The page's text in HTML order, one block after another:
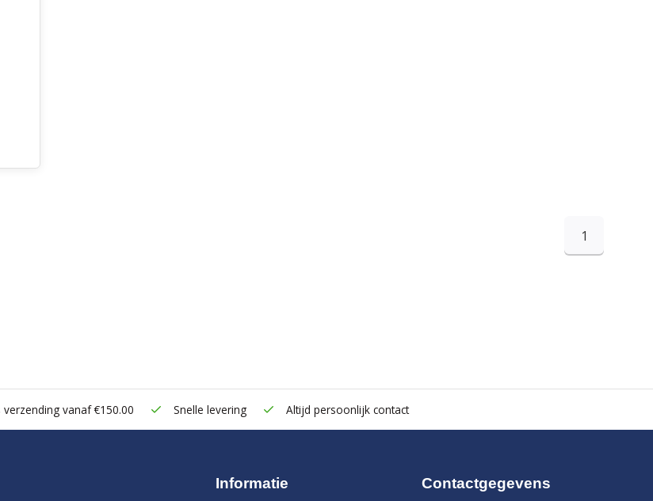
1
verzending vanaf €150.00 Snelle levering Altijd persoonlijk contact
Informatie Contactgegevens